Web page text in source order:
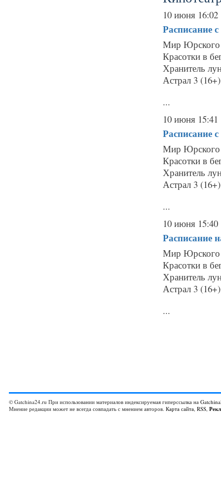
10 июня 16:02
Расписание
Мир Юрского
Красотки в
Хранитель
Астрал 3
...
10 июня 15:41
Расписание
Мир Юрского
Красотки в
Хранитель
Астрал 3
...
10 июня 15:40
Расписание
Мир Юрского
Красотки в
Хранитель
Астрал 3
...
© Gatchina24.ru При использовании материалов индексируемая гиперссылка на
Мнение редакции может не всегда совпадать с мнением авторов. Карта сайта, RSS,